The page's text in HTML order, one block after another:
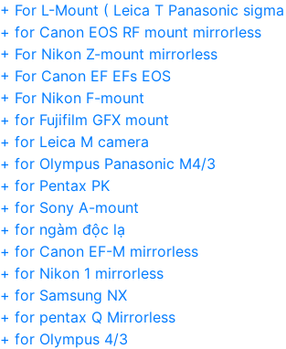
+ For L-Mount ( Leica T Panasonic
+ for Canon EOS RF mount mirrorless
+ For Nikon Z-mount mirrorless
+ For Canon EF EFs EOS
+ For Nikon F-mount
+ for Fujifilm GFX mount
+ for Leica M camera
+ for Olympus Panasonic M4/3
+ for Pentax PK
+ for Sony A-mount
+ for ngàm độc lạ
+ for Canon EF-M mirrorless
+ for Nikon 1 mirrorless
+ for Samsung NX
+ for pentax Q Mirrorless
+ for Olympus 4/3